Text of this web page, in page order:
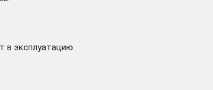
в эксплуатацию.